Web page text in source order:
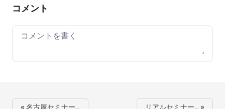
コメント
Your comment
« 名古屋セミナー… リアルセミナー… »